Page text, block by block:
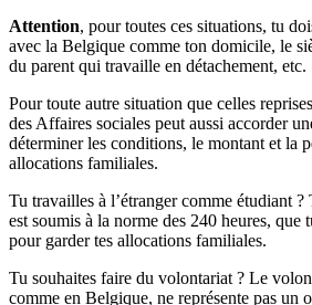
Attention, pour toutes ces situations, tu
avec la Belgique comme ton domicile, le
du parent qui travaille en détachement, etc.
Pour toute autre situation que celles
des Affaires sociales peut aussi accorder
déterminer les conditions, le montant et la
allocations familiales.
Tu travailles à l’étranger comme étudiant ?
est soumis à la norme des 240 heures, que
pour garder tes allocations familiales.
Tu souhaites faire du volontariat ? Le
comme en Belgique, ne représente pas un